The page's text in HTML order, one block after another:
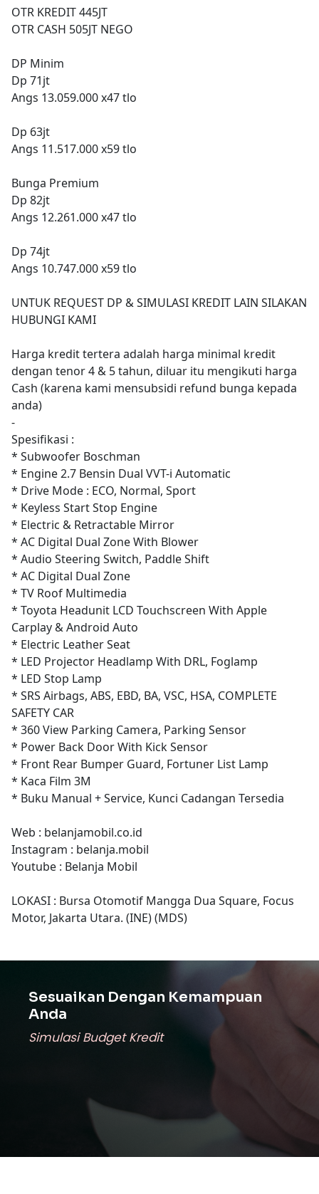
OTR KREDIT 445JT
OTR CASH 505JT NEGO
DP Minim
Dp 71jt
Angs 13.059.000 x47 tlo
Dp 63jt
Angs 11.517.000 x59 tlo
Bunga Premium
Dp 82jt
Angs 12.261.000 x47 tlo
Dp 74jt
Angs 10.747.000 x59 tlo
UNTUK REQUEST DP & SIMULASI KREDIT LAIN SILAKAN
HUBUNGI KAMI
Harga kredit tertera adalah harga minimal kredit
dengan tenor 4 & 5 tahun, diluar itu mengikuti harga
Cash (karena kami mensubsidi refund bunga kepada
anda)
-
Spesifikasi :
* Subwoofer Boschman
* Engine 2.7 Bensin Dual VVT-i Automatic
* Drive Mode : ECO, Normal, Sport
* Keyless Start Stop Engine
* Electric & Retractable Mirror
* AC Digital Dual Zone With Blower
* Audio Steering Switch, Paddle Shift
* AC Digital Dual Zone
* TV Roof Multimedia
* Toyota Headunit LCD Touchscreen With Apple
Carplay & Android Auto
* Electric Leather Seat
* LED Projector Headlamp With DRL, Foglamp
* LED Stop Lamp
* SRS Airbags, ABS, EBD, BA, VSC, HSA, COMPLETE
SAFETY CAR
* 360 View Parking Camera, Parking Sensor
* Power Back Door With Kick Sensor
* Front Rear Bumper Guard, Fortuner List Lamp
* Kaca Film 3M
* Buku Manual + Service, Kunci Cadangan Tersedia
Web : belanjamobil.co.id
Instagram : belanja.mobil
Youtube : Belanja Mobil
LOKASI : Bursa Otomotif Mangga Dua Square, Focus
Motor, Jakarta Utara. (INE) (MDS)
Sesuaikan Dengan Kemampuan
Anda
Simulasi Budget Kredit